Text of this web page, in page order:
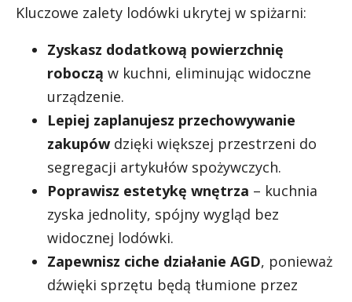
Kluczowe zalety lodówki ukrytej w spiżarni:
Zyskasz dodatkową powierzchnię
roboczą w kuchni, eliminując widoczne
urządzenie.
Lepiej zaplanujesz przechowywanie
zakupów dzięki większej przestrzeni do
segregacji artykułów spożywczych.
Poprawisz estetykę wnętrza – kuchnia
zyska jednolity, spójny wygląd bez
widocznej lodówki.
Zapewnisz ciche działanie AGD, ponieważ
dźwięki sprzętu będą tłumione przez